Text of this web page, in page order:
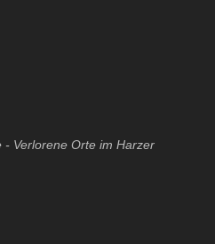
Verlorene Orte im Harzer